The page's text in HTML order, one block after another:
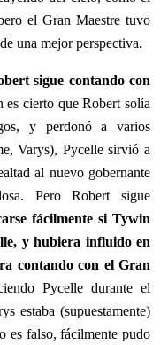
el Gran Maestre tuvo
una mejor perspectiva.
sigue contando con
es cierto que Robert solía
y perdonó a varios
Varys), Pycelle sirvió a
al nuevo gobernante
Pero Robert sigue
fácilmente si Tywin
y hubiera influido en
contando con el Gran
Pycelle durante el
estaba (supuestamente)
es falso, fácilmente pudo